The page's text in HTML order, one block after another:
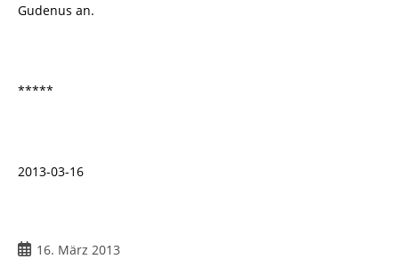
Gudenus an.
*****
2013-03-16
Beitrag16. März 2013